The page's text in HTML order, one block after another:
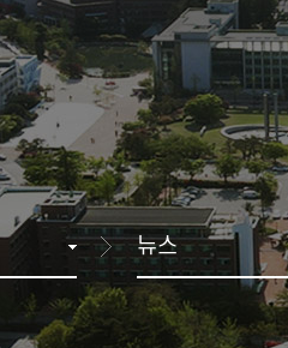
총장소개
인사말
약력
역대 교장/학장/총장
입학안내
대학
전체 학과 보기
인문대학
사회과학대학
자연과학대학
생명과학대학
공과대학
예술체육대학
치과대학
산학협력
통합정보시스템
학사일정
취업지원
뉴스
공지사항
학사정보
장학정보
GWNU 뉴스
산학협력 뉴스
GWNU 카드뉴스
행사정보
뉴스